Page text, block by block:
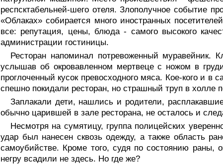
респсктабельней-шего отеля. Злополучное событие
«Облаках» собирается много иностранных
все: репутация, цены, блюда - самого высокого
администрации гостиницы.
Ресторан напоминал потревоженный муравейник.
услышав об окровавленном мертвеце с ножом в
проглоченный кусок превосходного мяса. Кое-кого и
спешно покидали ресторан, но страшный труп в холле
Заплакали дети, нашлись и родители,
обычно царившей в зале ресторана, не осталось и
Несмотря на сумятицу, группа полицейских
удар был нанесен сквозь одежду, а также область
самоубийстве. Кроме того, судя по состоянию раны,
негру всадили не здесь. Но где же?